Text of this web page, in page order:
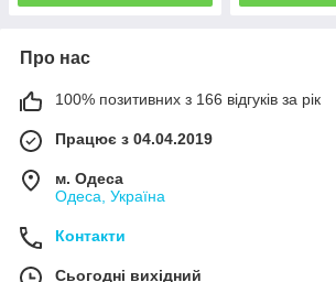
Про нас
100% позитивних з 166 відгуків за рік
Працює з 04.04.2019
м. Одеса
Одеса, Україна
Контакти
Сьогодні вихідний